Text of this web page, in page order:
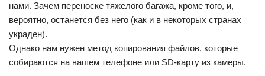
нами. Зачем переноске тяжелого багажа, кроме того, и,
вероятно, останется без него (как и в некоторых странах
украден).
Однако нам нужен метод копирования файлов, которые
собираются на вашем телефоне или SD-карту из камеры.